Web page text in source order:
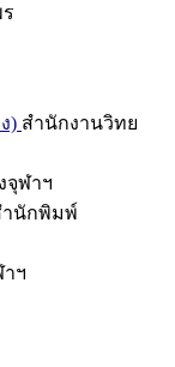
) สำนักงานวิทย
จุฬาฯ
ำนักพิมพ์
ฯ